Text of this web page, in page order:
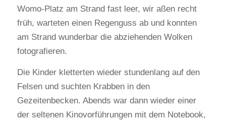
Womo-Platz am Strand fast leer, wir aßen recht
früh, warteten einen Regenguss ab und konnten
am Strand wunderbar die abziehenden Wolken
fotografieren.
Die Kinder kletterten wieder stundenlang auf den
Felsen und suchten Krabben in den
Gezeitenbecken. Abends war dann wieder einer
der seltenen Kinovorführungen mit dem Notebook,